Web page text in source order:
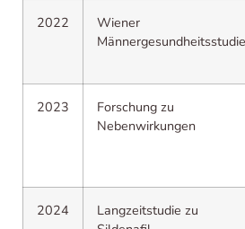
2022
Wiener
Männergesundheitsstudie
2023
Forschung zu
Nebenwirkungen
2024
Langzeitstudie zu